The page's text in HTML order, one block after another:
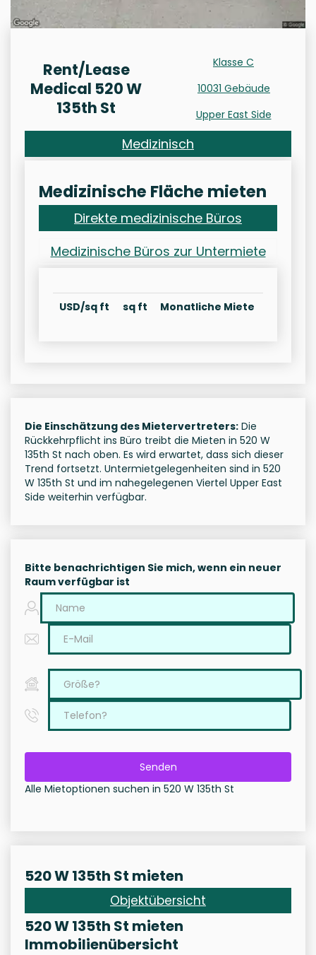
Rent/Lease
Medical 520 W
135th St
Klasse C
10031 Gebäude
Upper East Side
Medizinisch
Medizinische Fläche mieten
Direkte medizinische Büros
Medizinische Büros zur Untermiete
USD/sq ft sq ft Monatliche Miete
Die Einschätzung des Mietervertreters: Die
Rückkehrpflicht ins Büro treibt die Mieten in 520 W
135th St nach oben. Es wird erwartet, dass sich dieser
Trend fortsetzt. Untermietgelegenheiten sind in 520
W 135th St und im nahegelegenen Viertel Upper East
Side weiterhin verfügbar.
Bitte benachrichtigen Sie mich, wenn ein neuer
Raum verfügbar ist
Senden
Alle Mietoptionen suchen in 520 W 135th St
520 W 135th St mieten
Objektübersicht
520 W 135th St mieten
Immobilienübersicht